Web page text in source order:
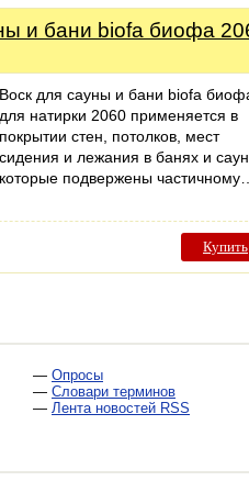
и бани biofa биофа
Воск для сауны и бани biofa
для натирки 2060 применяется в
покрытии стен, потолков, мест
сидения и лежания в банях и
которые подвержены частичному…
Купить
— Опросы
— Словари терминов
— Лента новостей RSS